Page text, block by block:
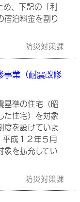
、下記の「利
宿泊料金を割り
防災対策課
事業（耐震改修
基準の住宅（昭
た住宅）を対象
度を設けていま
平成１２年５月
象を拡充してい
防災対策課